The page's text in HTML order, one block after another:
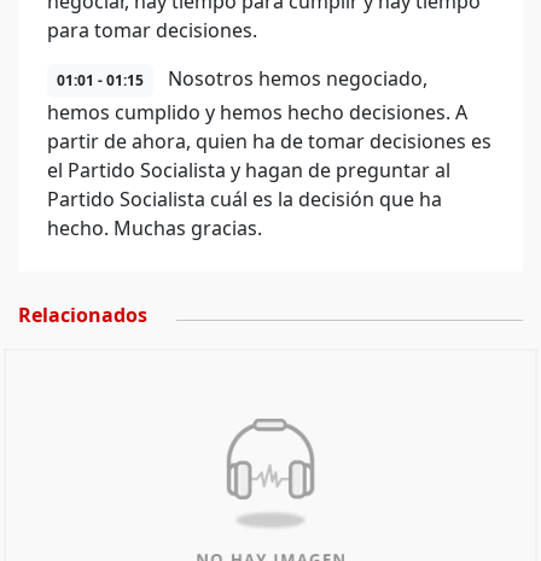
para tomar decisiones.
01:01 - 01:15
Nosotros hemos negociado,
hemos cumplido y hemos hecho decisiones. A
partir de ahora, quien ha de tomar decisiones es
el Partido Socialista y hagan de preguntar al
Partido Socialista cuál es la decisión que ha
hecho. Muchas gracias.
Relacionados